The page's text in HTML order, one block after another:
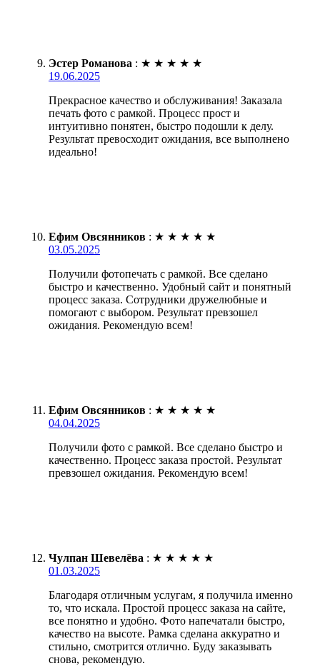
Эстер Романова : ★ ★ ★ ★ ★
19.06.2025
Прекрасное качество и обслуживания! Заказала
печать фото с рамкой. Процесс прост и
интуитивно понятен, быстро подошли к делу.
Результат превосходит ожидания, все выполнено
идеально!
Ефим Овсянников : ★ ★ ★ ★ ★
03.05.2025
Получили фотопечать с рамкой. Все сделано
быстро и качественно. Удобный сайт и понятный
процесс заказа. Сотрудники дружелюбные и
помогают с выбором. Результат превзошел
ожидания. Рекомендую всем!
Ефим Овсянников : ★ ★ ★ ★ ★
04.04.2025
Получили фото с рамкой. Все сделано быстро и
качественно. Процесс заказа простой. Результат
превзошел ожидания. Рекомендую всем!
Чулпан Шевелёва : ★ ★ ★ ★ ★
01.03.2025
Благодаря отличным услугам, я получила именно
то, что искала. Простой процесс заказа на сайте,
все понятно и удобно. Фото напечатали быстро,
качество на высоте. Рамка сделана аккуратно и
стильно, смотрится отлично. Буду заказывать
снова, рекомендую.